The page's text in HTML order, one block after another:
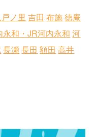
戸ノ里 吉田 布施徳庵
永和・JR河内永和 河
長瀬長田 額田 高井